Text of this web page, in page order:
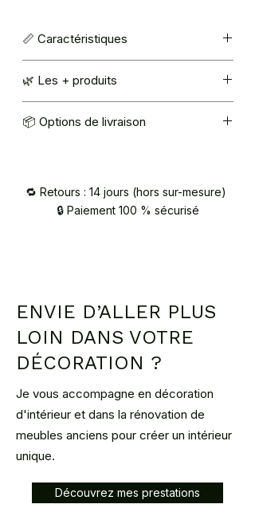
📏 Caractéristiques
Ampoule E27 (non fournie)
Taille : H 33 cm x l 9 cm x L 26 cm
🌿 Les + produits
Fabrication française
📦 Options de livraison
sur RDV / contact@atelier2main.fr
🔁 Retours : 14 jours (hors sur-mesure)
🔒 Paiement 100 % sécurisé
ENVIE D’ALLER PLUS
LOIN DANS VOTRE
DÉCORATION ?
Je vous accompagne en décoration
d'intérieur et dans la rénovation de
meubles anciens pour créer un intérieur
unique.
Découvrez mes prestations